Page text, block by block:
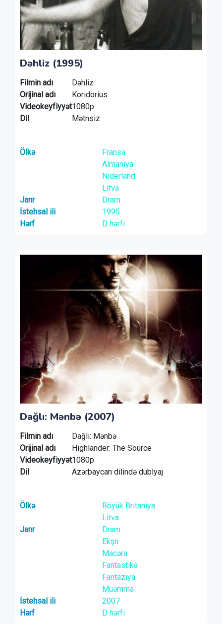
Dəhliz (1995)
Filmin adı
Dəhliz
Orijinal adı
Koridorius
Videokeyfiyyət1080p
Dil
Mətnsiz
Ölkə
Fransa
Almaniya
Niderland
Litva
Janr
Dram
İstehsal ili
1995
Hərf
D hərfi
Dağlı: Mənbə (2007)
Filmin adı
Dağlı: Mənbə
Orijinal adı
Highlander: The Source
Videokeyfiyyət1080p
Dil
Azərbaycan dilində dublyaj
Ölkə
Böyük Britaniya
Litva
Janr
Dram
Ekşn
Macəra
Fantastika
Fantaziya
Müəmma
İstehsal ili
2007
Hərf
D hərfi